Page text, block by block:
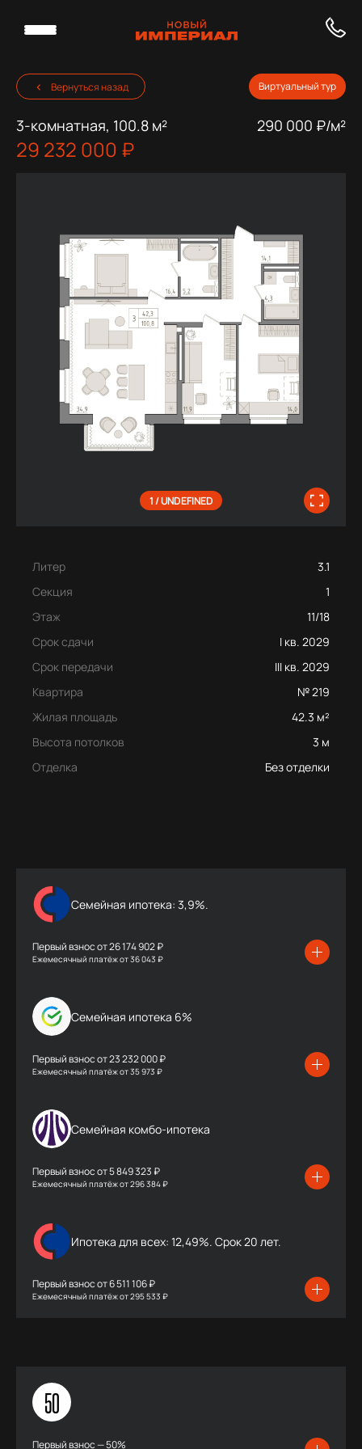
Вернуться назад Виртуальный тур
3-комнатная, 100.8 м² 290 000 ₽/м²
29 232 000 ₽
1 / UNDEFINED
Литер
3.1
Секция
1
Этаж
11/18
Срок сдачи
I кв. 2029
Срок передачи
III кв. 2029
Квартира
№ 219
Жилая площадь
42.3 м²
Высота потолков
3 м
Отделка
Без отделки
Семейная ипотека: 3,9%.
Первый взнос от26 174 902 ₽
Ежемесячный платёжот36 043 ₽
Семейная ипотека 6%
Первый взнос от23 232 000 ₽
Ежемесячный платёжот35 973 ₽
Семейная комбо-ипотека
Первый взнос от5 849 323 ₽
Ежемесячный платёжот296 384 ₽
Ипотека для всех: 12,49%. Срок 20 лет.
Первый взнос от6 511 106 ₽
Ежемесячный платёжот295 533 ₽
50
Первый взнос — 50%